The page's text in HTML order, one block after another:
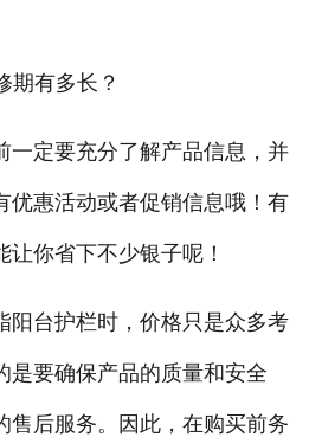
期有多长？
一定要充分了解产品信息，并
优惠活动或者促销信息哦！有
你省下不少银子呢！
阳台护栏时，价格只是众多考
是要确保产品的质量和安全
售后服务。因此，在购买前务